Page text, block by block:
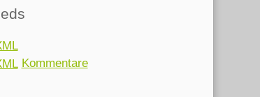
Kommentare